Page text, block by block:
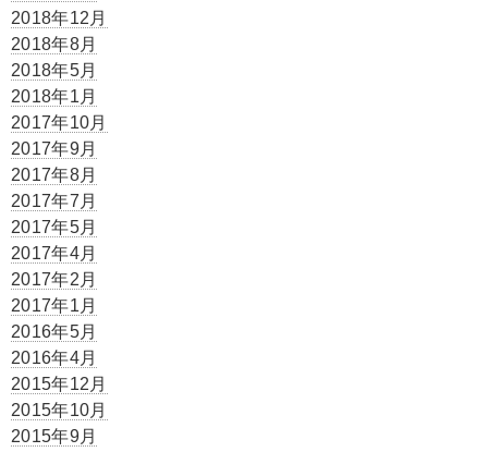
2018年12月
2018年8月
2018年5月
2018年1月
2017年10月
2017年9月
2017年8月
2017年7月
2017年5月
2017年4月
2017年2月
2017年1月
2016年5月
2016年4月
2015年12月
2015年10月
2015年9月